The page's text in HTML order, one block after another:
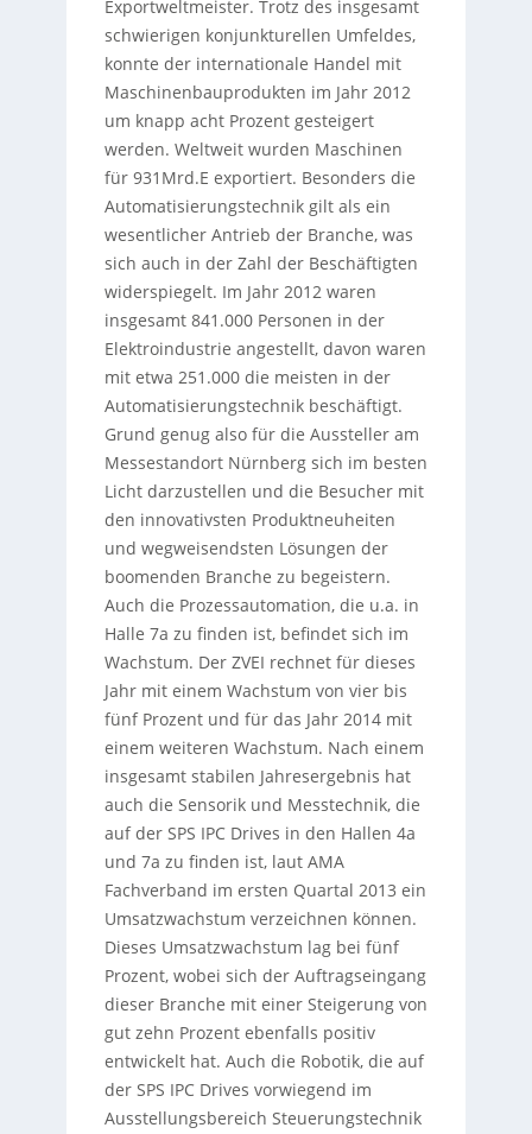
Exportweltmeister. Trotz des insgesamt
schwierigen konjunkturellen Umfeldes,
konnte der internationale Handel mit
Maschinenbauprodukten im Jahr 2012
um knapp acht Prozent gesteigert
werden. Weltweit wurden Maschinen
für 931Mrd.E exportiert. Besonders die
Automatisierungstechnik gilt als ein
wesentlicher Antrieb der Branche, was
sich auch in der Zahl der Beschäftigten
widerspiegelt. Im Jahr 2012 waren
insgesamt 841.000 Personen in der
Elektroindustrie angestellt, davon waren
mit etwa 251.000 die meisten in der
Automatisierungstechnik beschäftigt.
Grund genug also für die Aussteller am
Messestandort Nürnberg sich im besten
Licht darzustellen und die Besucher mit
den innovativsten Produktneuheiten
und wegweisendsten Lösungen der
boomenden Branche zu begeistern.
Auch die Prozessautomation, die u.a. in
Halle 7a zu finden ist, befindet sich im
Wachstum. Der ZVEI rechnet für dieses
Jahr mit einem Wachstum von vier bis
fünf Prozent und für das Jahr 2014 mit
einem weiteren Wachstum. Nach einem
insgesamt stabilen Jahresergebnis hat
auch die Sensorik und Messtechnik, die
auf der SPS IPC Drives in den Hallen 4a
und 7a zu finden ist, laut AMA
Fachverband im ersten Quartal 2013 ein
Umsatzwachstum verzeichnen können.
Dieses Umsatzwachstum lag bei fünf
Prozent, wobei sich der Auftragseingang
dieser Branche mit einer Steigerung von
gut zehn Prozent ebenfalls positiv
entwickelt hat. Auch die Robotik, die auf
der SPS IPC Drives vorwiegend im
Ausstellungsbereich Steuerungstechnik